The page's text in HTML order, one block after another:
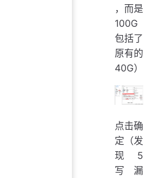
，而是
100G
包括了
原有的
40G）
点击确
定（发
现 5
写漏